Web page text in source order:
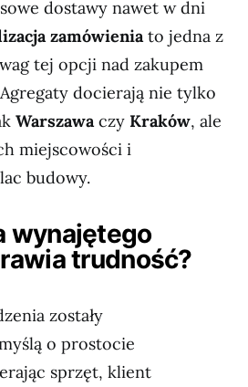
dostawy nawet w dni
zamówieniato jedna z
tej opcji nad zakupem
docierają nie tylko
Warszawaczy Kraków, ale
miejscowości i
budowy.
wynajętego
trudność?
zostały
o prostocie
sprzęt, klient